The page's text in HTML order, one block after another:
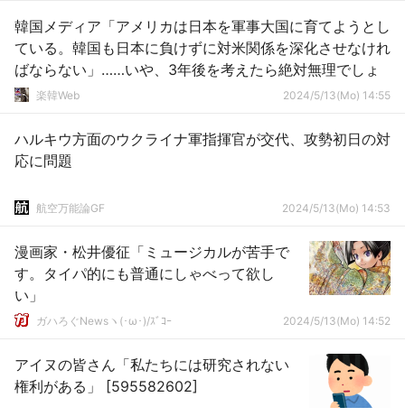
韓国メディア「アメリカは日本を軍事大国に育てようとし
ている。韓国も日本に負けずに対米関係を深化させなけれ
ばならない」……いや、3年後を考えたら絶対無理でしょ
楽韓Web 2024/5/13(Mo) 14:55
ハルキウ方面のウクライナ軍指揮官が交代、攻勢初日の対
応に問題
航空万能論GF 2024/5/13(Mo) 14:53
漫画家・松井優征「ミュージカルが苦手で
す。タイパ的にも普通にしゃべって欲し
い」
ガハろぐNewsヽ(･ω･)/ｽﾞｺｰ 2024/5/13(Mo) 14:52
アイヌの皆さん「私たちには研究されない
権利がある」 [595582602]